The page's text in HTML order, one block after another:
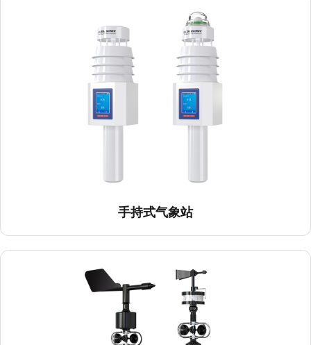
手持式气象站